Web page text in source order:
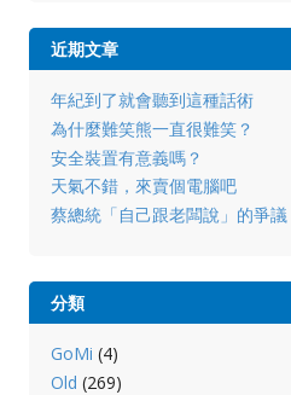
近期文章
年紀到了就會聽到這種話術
為什麼難笑熊一直很難笑？
安全裝置有意義嗎？
天氣不錯，來賣個電腦吧
蔡總統「自己跟老闆說」的爭議
分類
GoMi (4)
Old (269)